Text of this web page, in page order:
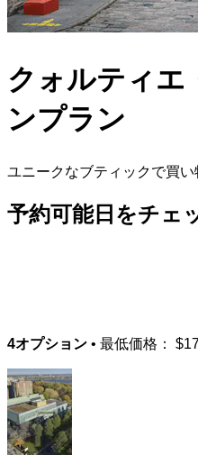
クォルティエ
ンプラン
ユニークなブティックで買
予約可能日をチェ
4オプション • 最低価格：